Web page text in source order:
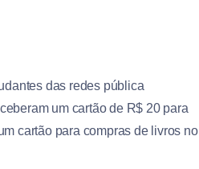
das redes pública
um cartão de R$ 20 para
cartão para compras de livros no